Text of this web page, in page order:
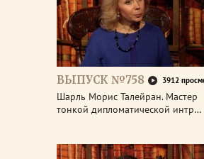
ВЫПУСК №758 3912
Шарль Морис Талейран. Мастер
тонкой дипломатической интр…